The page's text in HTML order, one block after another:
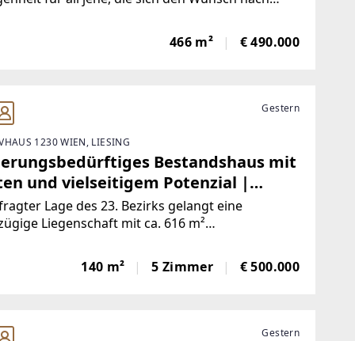
Wert auf eine ruhige, gewachsene
mit guter Nutzbarkeit legen.Zum
466 m² € 490.000
Gestern
1230 WIEN, LIESING
Bestandshaus mit
und vielseitigem Potenzial |
IMMOBILIEN
Lage des 23. Bezirks gelangt eine
Liegenschaft mit ca. 616 m²
Terrasse und Nebengebäuden zum Verkauf.
bestehende Hausensemble besteht aus einem
140 m² 5 Zimmer € 500.000
Gestern